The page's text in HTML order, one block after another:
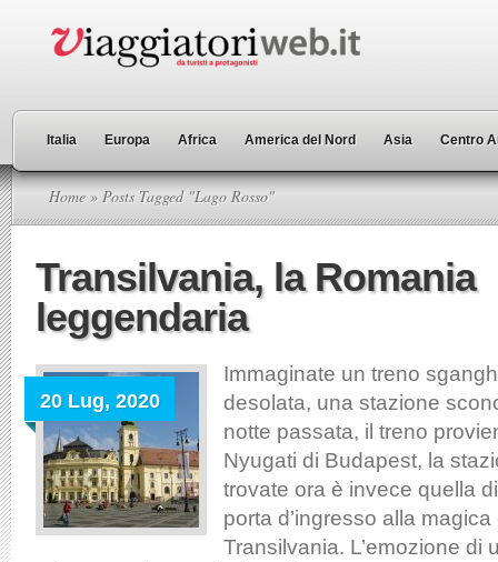
Italia Europa Africa America del Nord Asia Centro
Home » Posts Tagged "Lago Rosso"
Transilvania, la Romania
leggendaria
20 Lug, 2020
Immaginate un treno
desolata, una stazione
notte passata, il treno
Nyugati di Budapest, la
trovate ora è invece quella
porta d’ingresso alla
Transilvania. L’emozione di